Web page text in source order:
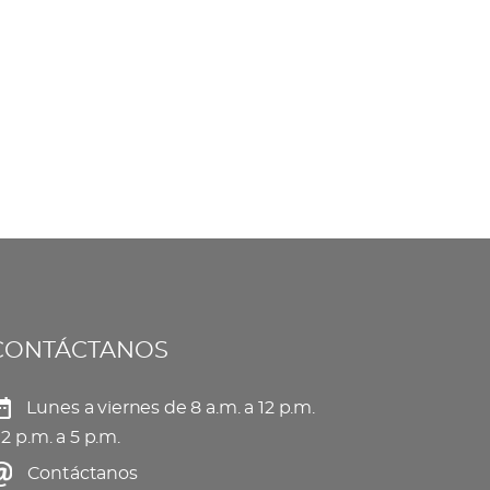
Lunes a viernes de 8 a.m. a 12 p.m.
p.m. a 5 p.m.
Contáctanos